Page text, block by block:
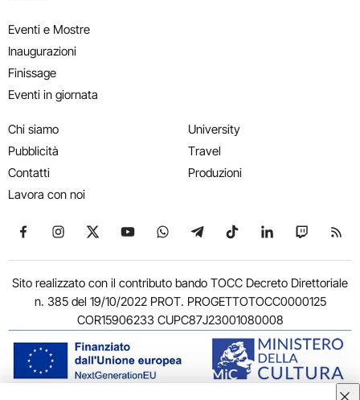
Eventi e Mostre
Inaugurazioni
Finissage
Eventi in giornata
Chi siamo
Pubblicità
Contatti
Lavora con noi
University
Travel
Produzioni
Seguici su Facebook
Seguici su Instagram
Seguici su X
Seguici su YouTube
Seguici su WhatsApp
Seguici su Telegram
Seguici su TikTok
Seguici su
Seguici
Sito realizzato con il contributo bando TOCC Decreto Direttoriale
n. 385 del 19/10/2022 PROT. PROGETTOTOCC0000125
COR15906233 CUPC87J23001080008